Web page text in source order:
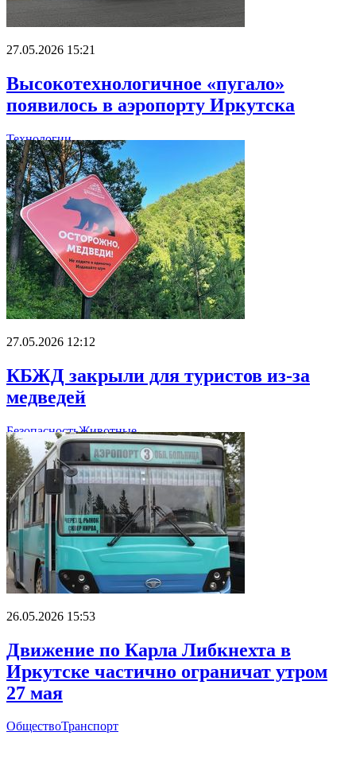
27.05.2026 15:21
Высокотехнологичное «пугало»
появилось в аэропорту Иркутска
Технологии
27.05.2026 12:12
КБЖД закрыли для туристов из-за
медведей
БезопасностьЖивотные
26.05.2026 15:53
Движение по Карла Либкнехта в
Иркутске частично ограничат утром
27 мая
ОбществоТранспорт